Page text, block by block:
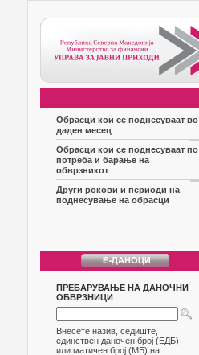
Обрасци кои се поднесуваат во
даден месец
Обрасци кои се поднесуваат по
потреба и барање на
обврзникот
Други рокови и периоди на
поднесување на обрасци
ПРЕБАРУВАЊЕ НА ДАНОЧНИ
ОБВРЗНИЦИ
Внесете назив, седиште,
единствен даночен број (ЕДБ)
или матичен број (МБ) на